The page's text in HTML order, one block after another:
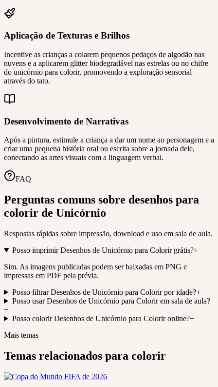
Aplicação de Texturas e Brilhos
Incentive as crianças a colarem pequenos pedaços de algodão nas
nuvens e a aplicarem glitter biodegradável nas estrelas ou no chifre
do unicórnio para colorir, promovendo a exploração sensorial
através do tato.
Desenvolvimento de Narrativas
Após a pintura, estimule a criança a dar um nome ao personagem e a
criar uma pequena história oral ou escrita sobre a jornada dele,
conectando as artes visuais com a linguagem verbal.
FAQ
Perguntas comuns sobre desenhos para
colorir de Unicórnio
Respostas rápidas sobre impressão, download e uso em sala de aula.
Posso imprimir Desenhos de Unicórnio para Colorir grátis?+
Sim. As imagens publicadas podem ser baixadas em PNG e
impressas em PDF pela prévia.
Posso filtrar Desenhos de Unicórnio para Colorir por idade?+
Posso usar Desenhos de Unicórnio para Colorir em sala de aula?
+
Posso colorir Desenhos de Unicórnio para Colorir online?+
Mais temas
Temas relacionados para colorir